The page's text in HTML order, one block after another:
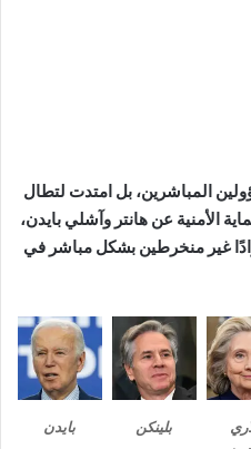
المباشرين، بل امتدت لتطال
الأمنية عن هانتر وآشلي بايدن،
غير منخرطين بشكل مباشر في
بلينكن بايدن